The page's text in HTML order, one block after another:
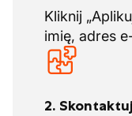
Kliknij
imię, adres
2.